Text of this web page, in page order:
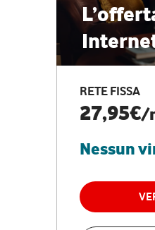
RETE FISSA
27,95€/
Nessun